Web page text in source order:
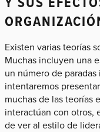
Existen varias teorías
Muchas incluyen una
un número de
intentaremos
muchas de las teorías
interactúan con otros,
de ver al estilo de